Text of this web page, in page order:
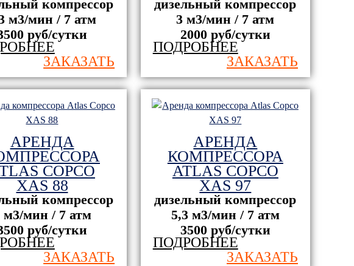
компрессор
м3/мин / 7 атм
руб/сутки
ЗАКАЗАТЬ
дизельный компрессор
3 м3/мин / 7 атм
2000 руб/сутки
ПОДРОБНЕЕ
ЗАКАЗАТЬ
АРЕНДА
COPCO
XAS 88
компрессор
м3/мин / 7 атм
руб/сутки
ЗАКАЗАТЬ
АРЕНДА
КОМПРЕССОРА
ATLAS COPCO
XAS 97
дизельный компрессор
5,3 м3/мин / 7 атм
3500 руб/сутки
ПОДРОБНЕЕ
ЗАКАЗАТЬ